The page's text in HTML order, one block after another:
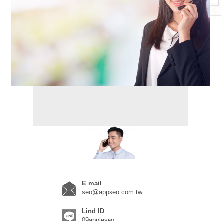
E-mail
seo@appseo.com.tw
Lind ID